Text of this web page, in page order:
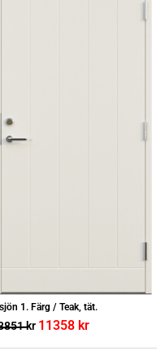
1. Färg / Teak, tät.
kr 11358 kr